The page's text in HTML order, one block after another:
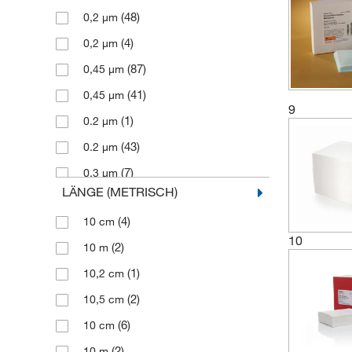
Nylon, stark positiv geladen
PVDF
(81)
PVDF-Membran
Polyvinylidendifluorid (PVDF)
Polyvinylidenfluorid (PVDF)
Positiv geladenes Nylon 6.6
Protran BA83 Membrane w/3MM
Chr Paper(1)
Reine Zellulose
Zellulose
0,2 μm (48)
0,2 μm (4)
0,45 μm (87)
0,45 μm (41)
0.2 μm (1)
0.2 μm (43)
0.3 μm (7)
0.45 μm(1)
80 μm (1)
LÄNGE (METRISCH)
10 cm (4)
10 m (2)
10,2 cm (1)
10,5 cm (2)
10 cm (6)
9
10